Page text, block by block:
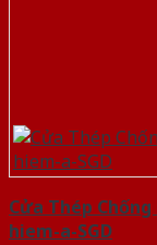
Cửa Thép
hiem-a-SGD